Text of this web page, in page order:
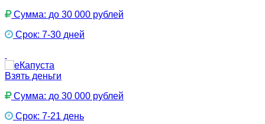
Сумма: до 30 000 рублей
Срок: 7-30 дней
Взять деньги
Сумма: до 30 000 рублей
Срок: 7-21 день